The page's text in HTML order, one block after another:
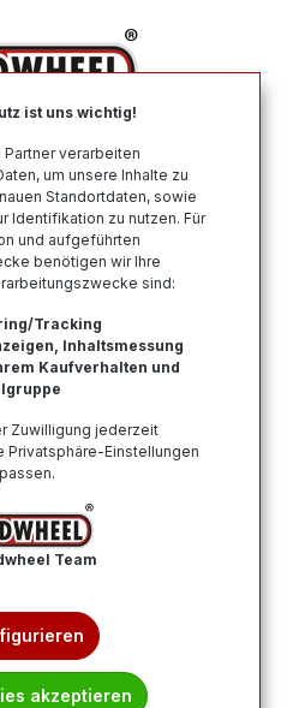
235 75 R15
A/T 2
BSW
ist uns wichtig!
Partner verarbeiten
um unsere Inhalte zu
Standortdaten, sowie
Identifikation zu nutzen. Für
und aufgeführten
benötigen wir Ihre
sind:
Tracking
Inhaltsmessung
Kaufverhalten und
Zuwilligung jederzeit
Privatsphäre-Einstellungen
Team
akzeptieren